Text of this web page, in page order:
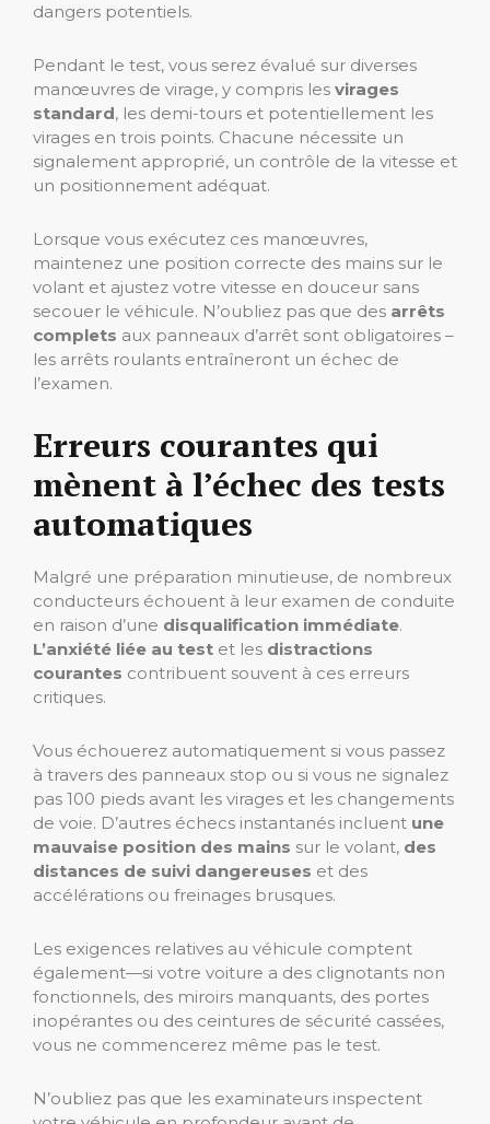
dangers potentiels.
Pendant le test, vous serez évalué sur diverses
manœuvres de virage, y compris les virages
standard, les demi-tours et potentiellement les
virages en trois points. Chacune nécessite un
signalement approprié, un contrôle de la vitesse et
un positionnement adéquat.
Lorsque vous exécutez ces manœuvres,
maintenez une position correcte des mains sur le
volant et ajustez votre vitesse en douceur sans
secouer le véhicule. N’oubliez pas que des arrêts
complets aux panneaux d’arrêt sont obligatoires –
les arrêts roulants entraîneront un échec de
l’examen.
Erreurs courantes qui
mènent à l’échec des tests
automatiques
Malgré une préparation minutieuse, de nombreux
conducteurs échouent à leur examen de conduite
en raison d’une disqualification immédiate.
L’anxiété liée au test et les distractions
courantes contribuent souvent à ces erreurs
critiques.
Vous échouerez automatiquement si vous passez
à travers des panneaux stop ou si vous ne signalez
pas 100 pieds avant les virages et les changements
de voie. D’autres échecs instantanés incluent une
mauvaise position des mains sur le volant, des
distances de suivi dangereuses et des
accélérations ou freinages brusques.
Les exigences relatives au véhicule comptent
également—si votre voiture a des clignotants non
fonctionnels, des miroirs manquants, des portes
inopérantes ou des ceintures de sécurité cassées,
vous ne commencerez même pas le test.
N’oubliez pas que les examinateurs inspectent